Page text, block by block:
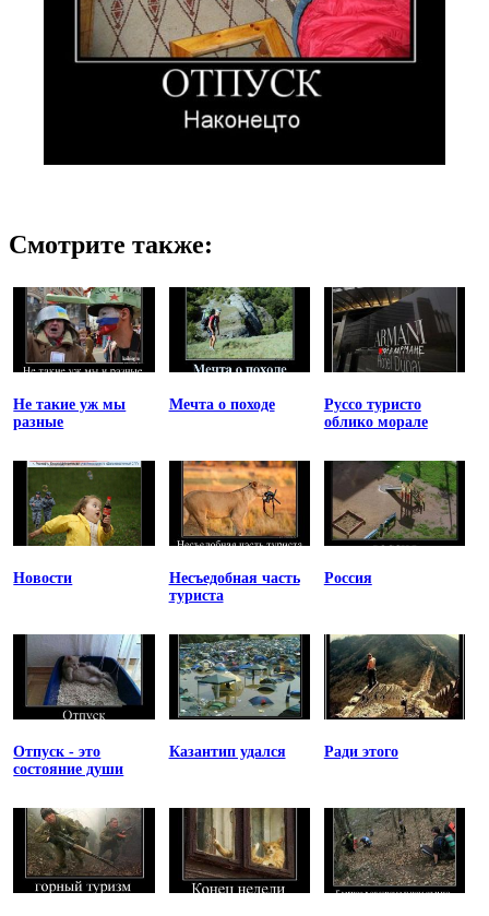
Смотрите также:
Не такие уж мы
разные
Мечта о походе
Руссо туристо
облико морале
Новости
Несъедобная часть
туриста
Россия
Отпуск - это
состояние души
Казантип удался Ради этого